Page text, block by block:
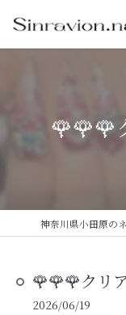
🌹🌹🌹
🌹🌹🌹クリ
2026/06/19